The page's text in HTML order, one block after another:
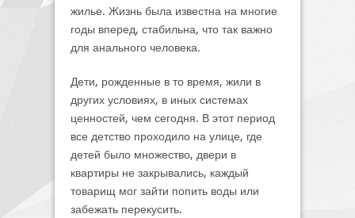
жилье. Жизнь была известна на многие
годы вперед, стабильна, что так важно
для анального человека.
Дети, рожденные в то время, жили в
других условиях, в иных системах
ценностей, чем сегодня. В этот период
все детство проходило на улице, где
детей было множество, двери в
квартиры не закрывались, каждый
товарищ мог зайти попить воды или
забежать перекусить.